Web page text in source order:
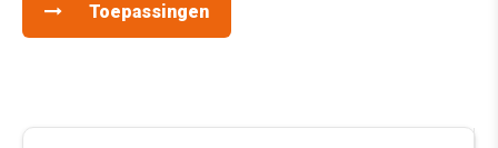
Toepassingen